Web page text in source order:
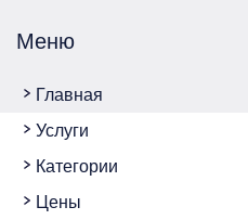
Меню
Главная
Услуги
Категории
Цены